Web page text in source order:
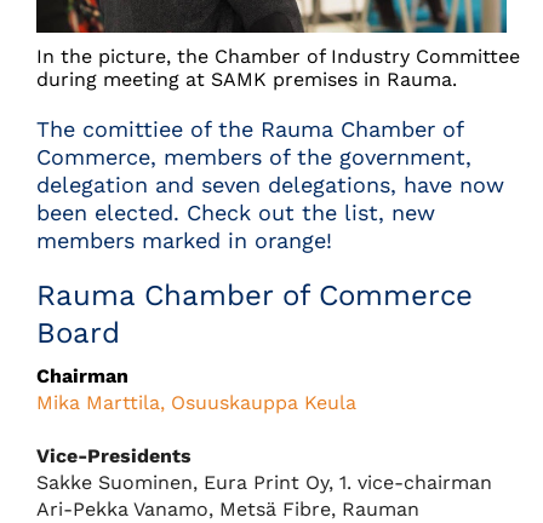
In the picture, the Chamber of Industry Committee
during meeting at SAMK premises in Rauma.
The comittiee of the Rauma Chamber of
Commerce, members of the government,
delegation and seven delegations, have now
been elected. Check out the list, new
members marked in orange!
Rauma Chamber of Commerce
Board
Chairman
Mika Marttila, Osuuskauppa Keula
Vice-Presidents
Sakke Suominen, Eura Print Oy, 1. vice-chairman
Ari-Pekka Vanamo, Metsä Fibre, Rauman